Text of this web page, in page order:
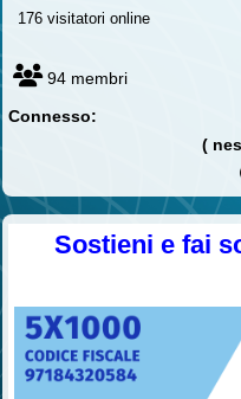
176 visitatori online
94 membri
Connesso:
(
Sostieni e fai